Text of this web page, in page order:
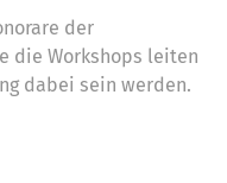
der
die Workshops leiten
dabei sein werden.